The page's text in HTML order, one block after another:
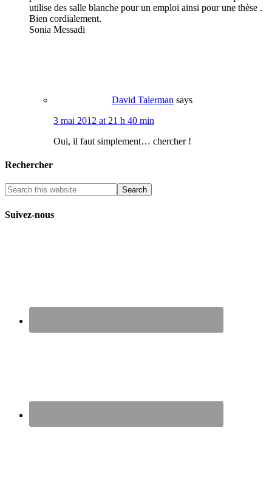
utilise des salle blanche pour un emploi ainsi pour une thèse .
Bien cordialement.
Sonia Messadi
David Talerman says
3 mai 2012 at 21 h 40 min
Oui, il faut simplement… chercher !
Rechercher
Suivez-nous